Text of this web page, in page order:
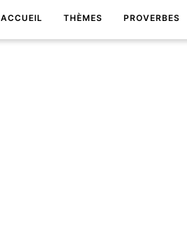
ACCUEIL THÈMES PROVERBES